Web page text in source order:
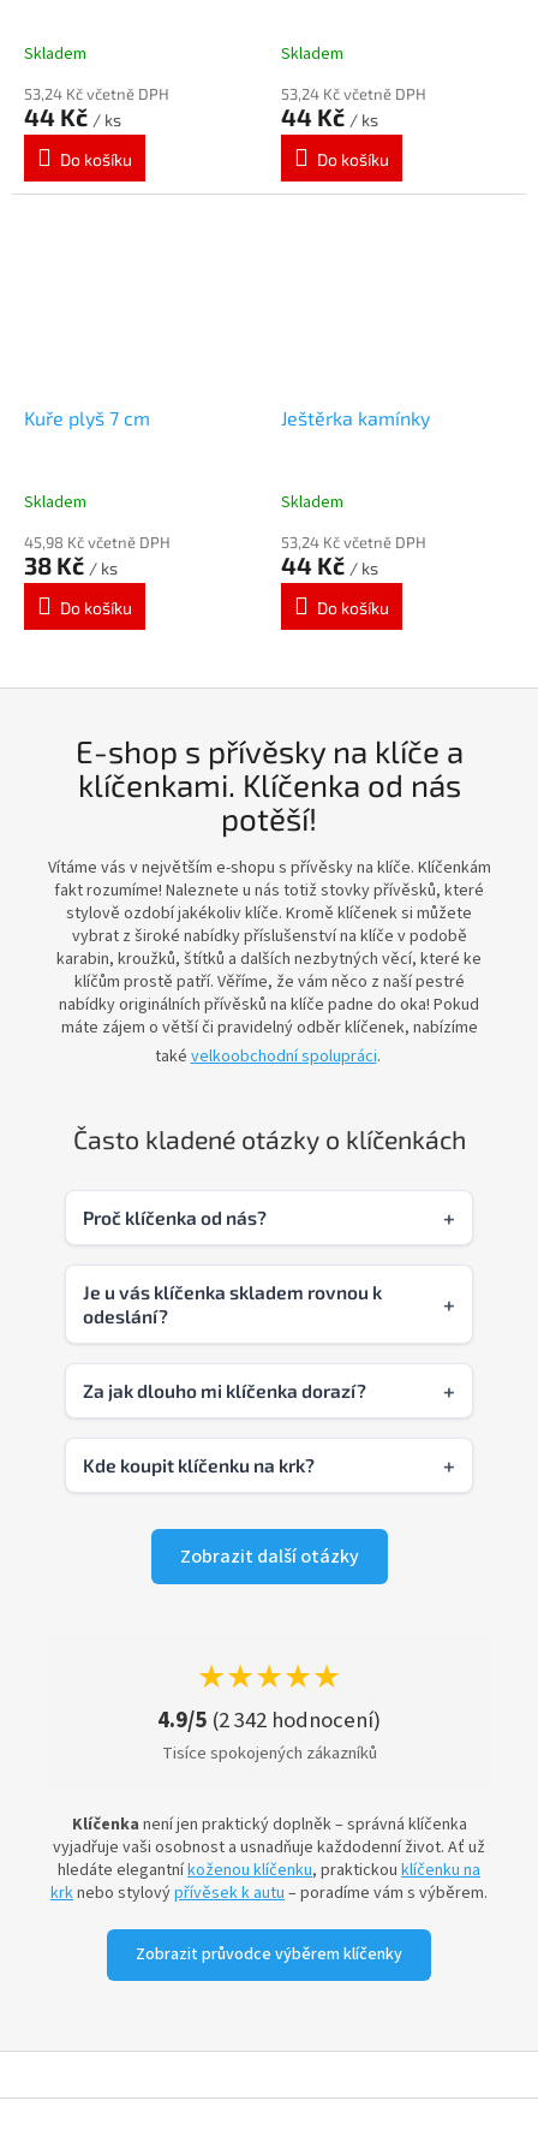
Skladem
53,24 Kč včetně DPH
44 Kč / ks
Do košíku
Skladem
53,24 Kč včetně DPH
44 Kč / ks
Do košíku
Kuře plyš 7 cm
Skladem
45,98 Kč včetně DPH
38 Kč / ks
Do košíku
Ještěrka kamínky
Skladem
53,24 Kč včetně DPH
44 Kč / ks
Do košíku
E-shop s přívěsky na klíče a
klíčenkami. Klíčenka od nás
potěší!
Vítáme vás v největším e-shopu s přívěsky na klíče. Klíčenkám
fakt rozumíme! Naleznete u nás totiž stovky přívěsků, které
stylově ozdobí jakékoliv klíče. Kromě klíčenek si můžete
vybrat z široké nabídky příslušenství na klíče v podobě
karabin, kroužků, štítků a dalších nezbytných věcí, které ke
klíčům prostě patří. Věříme, že vám něco z naší pestré
nabídky originálních přívěsků na klíče padne do oka! Pokud
máte zájem o větší či pravidelný odběr klíčenek, nabízíme
také velkoobchodní spolupráci.
Často kladené otázky o klíčenkách
Proč klíčenka od nás?
Je u vás klíčenka skladem rovnou k
odeslání?
Za jak dlouho mi klíčenka dorazí?
Kde koupit klíčenku na krk?
Zobrazit další otázky
★★★★★
4.9/5 (2 342 hodnocení)
Tisíce spokojených zákazníků
Klíčenka není jen praktický doplněk – správná klíčenka
vyjadřuje vaši osobnost a usnadňuje každodenní život. Ať už
hledáte elegantníkoženou klíčenku, praktickou klíčenku na
krknebo stylovýpřívěsek k autu – poradíme vám s výběrem.
Zobrazit průvodce výběrem klíčenky
Při výběru klíčenky zvažte předevšímmateriál(kov,